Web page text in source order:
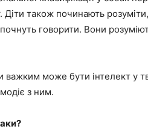
Діти також починають розуміти,
говорити. Вони
важким може бути інтелект у
з ним.